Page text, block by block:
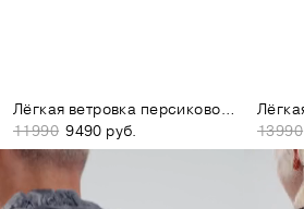
Лёгкая ветровка персиково-розовая
11990 9490 руб.
13990